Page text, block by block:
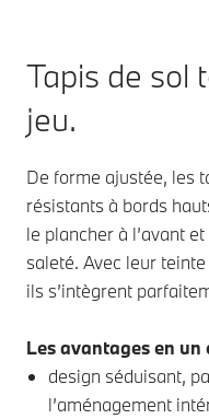
Tapis de sol
jeu.
De forme ajustée, les
résistants à bords
le plancher à l’avant
saleté. Avec leur
ils s’intègrent
Les avantages en un
design séduisant,
l’aménagement